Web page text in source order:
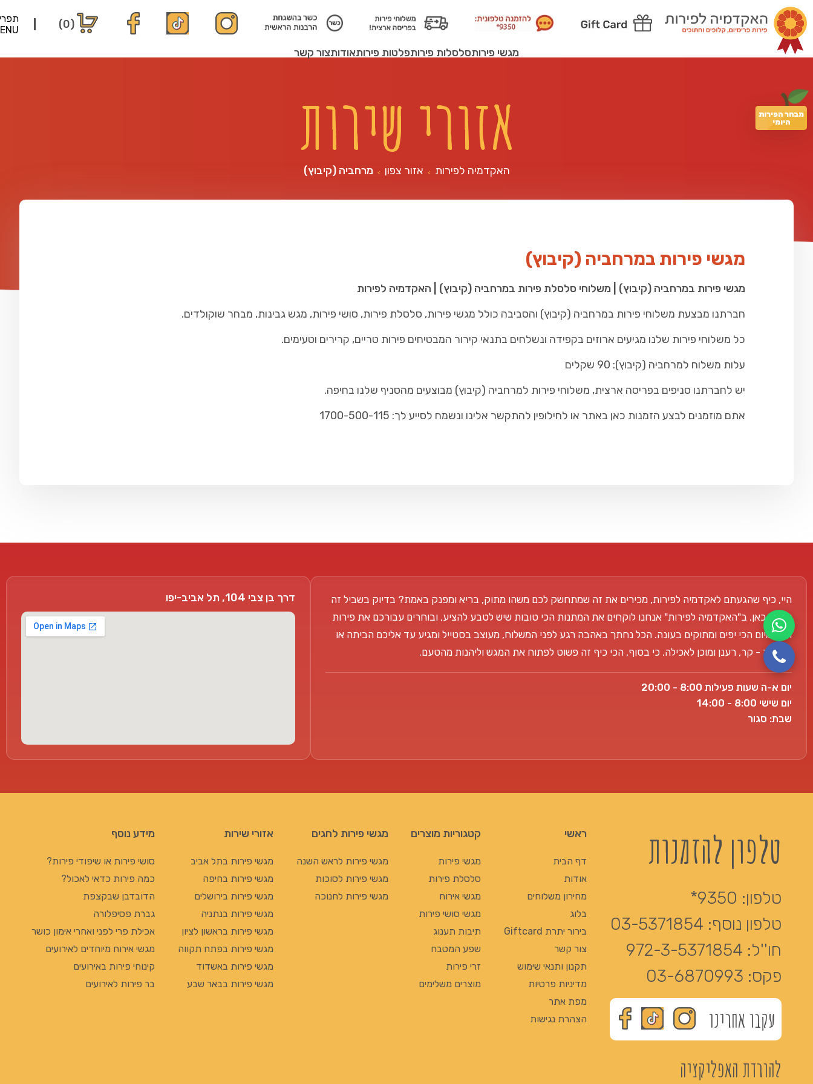
(0)
מגשי פירותסלסלות פירותפלטות פירותאודותצור קשר
מבחר הפירות
היומי
אזורי שירות
האקדמיה לפירות > אזור צפון > מרחביה (קיבוץ)
מגשי פירות במרחביה (קיבוץ)
מגשי פירות במרחביה (קיבוץ) | משלוחי סלסלת פירות במרחביה (קיבוץ) | האקדמיה לפירות
חברתנו מבצעת משלוחי פירות במרחביה (קיבוץ) והסביבה כולל מגשי פירות, סלסלת פירות, סושי פירות, מגש גבינות, מבחר שוקולדים.
כל משלוחי פירות שלנו מגיעים ארוזים בקפידה ונשלחים בתנאי קירור המבטיחים פירות טריים, קרירים וטעימים.
עלות משלוח למרחביה (קיבוץ): 90 שקלים
יש לחברתנו סניפים בפריסה ארצית, משלוחי פירות למרחביה (קיבוץ) מבוצעים מהסניף שלנו בחיפה.
אתם מוזמנים לבצע הזמנות כאן באתר או לחילופין להתקשר אלינו ונשמח לסייע לך: 1700-500-115
היי, כיף שהגעתם לאקדמיה לפירות, מכירים את זה שמתחשק לכם משהו מתוק, בריא ומפנק באמת? בדיוק בשביל זה
אנחנו כאן. ב"האקדמיה לפירות" אנחנו לוקחים את המתנות הכי טובות שיש לטבע להציע, ובוחרים עבורכם את פירות
הפרימיום הכי יפים ומתוקים בעונה. הכל נחתך באהבה רגע לפני המשלוח, מעוצב בסטייל ומגיע עד אליכם הביתה או
למשרד - קר, רענן ומוכן לאכילה. כי בסוף, הכי כיף זה פשוט לפתוח את המגש וליהנות מהטעם.
יום א-ה שעות פעילות 8:00 - 20:00
יום שישי 8:00 - 14:00
שבת: סגור
דרך בן צבי 104, תל אביב-יפו
טלפון להזמנות
טלפון: 9350*
טלפון נוסף: 03-5371854
חו''ל: 972-3-5371854
פקס: 03-6870993
עקבו אחרינו
להורדת האפליקציה
ראשי
דף הבית
אודות
מחירון משלוחים
בלוג
בירור יתרת Giftcard
צור קשר
תקנון ותנאי שימוש
מדיניות פרטיות
מפת אתר
הצהרת נגישות
קטגוריות מוצרים
מגשי פירות
סלסלת פירות
מגשי אירוח
מגשי סושי פירות
תיבות תענוג
שפע המטבח
זרי פירות
מוצרים משלימים
מגשי פירות לחגים
מגשי פירות לראש השנה
מגשי פירות לסוכות
מגשי פירות לחנוכה
אזורי שירות
מגשי פירות בתל אביב
מגשי פירות בחיפה
מגשי פירות בירושלים
מגשי פירות בנתניה
מגשי פירות בראשון לציון
מגשי פירות בפתח תקווה
מגשי פירות באשדוד
מגשי פירות בבאר שבע
מידע נוסף
סושי פירות או שיפודי פירות?
כמה פירות כדאי לאכול?
הדובדבן שבקצפת
גברת פסיפלורה
אכילת פרי לפני ואחרי אימון כושר
מגשי אירוח מיוחדים לאירועים
קינוחי פירות באירועים
בר פירות לאירועים